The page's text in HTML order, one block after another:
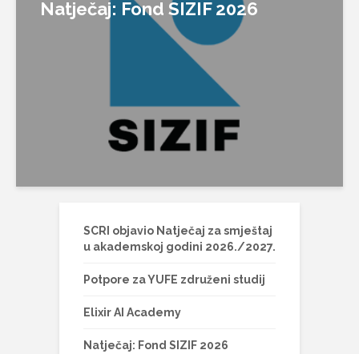
Natječaj: Fond SIZIF 2026
SCRI objavio Natječaj za smještaj
u akademskoj godini 2026./2027.
Potpore za YUFE združeni studij
Elixir AI Academy
Natječaj: Fond SIZIF 2026